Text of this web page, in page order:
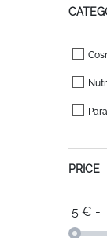
PRICE
5 € -